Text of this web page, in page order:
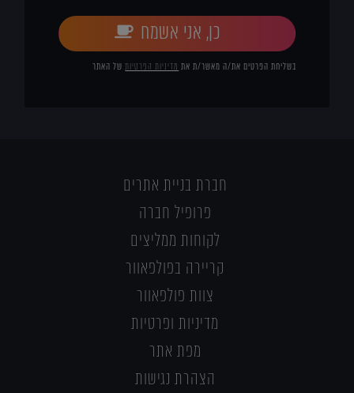
כן, אני אשמח
בשליחת הפרטים את/ה מאשר/ת את מדיניות הפרטיותשל האתר
חברת בניית אתרים
פרופיל חברה
לקוחות ממליצים
קריירה בפולפאוור
צוות פולפאוור
מדיניות ופרטיות
מפת אתר
הצהרת נגישות